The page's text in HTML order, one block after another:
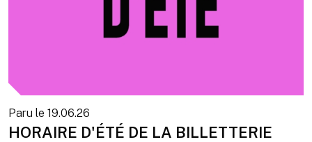
Paru le 19.06.26
HORAIRE D'ÉTÉ DE LA BILLETTERIE